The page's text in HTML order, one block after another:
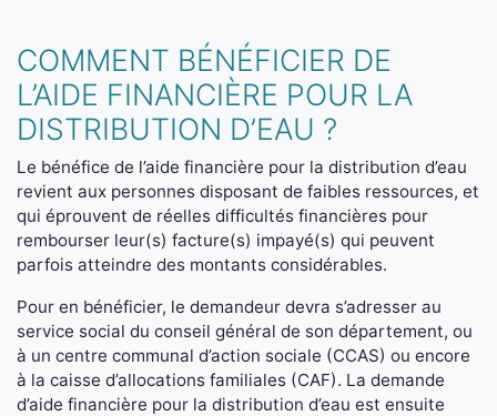
COMMENT BÉNÉFICIER DE
L’AIDE FINANCIÈRE POUR LA
DISTRIBUTION D’EAU ?
Le bénéfice de l’aide financière pour la distribution d’eau
revient aux personnes disposant de faibles ressources, et
qui éprouvent de réelles difficultés financières pour
rembourser leur(s) facture(s) impayé(s) qui peuvent
parfois atteindre des montants considérables.
Pour en bénéficier, le demandeur devra s’adresser au
service social du conseil général de son département, ou
à un centre communal d’action sociale (CCAS) ou encore
à la caisse d’allocations familiales (CAF). La demande
d’aide financière pour la distribution d’eau est ensuite